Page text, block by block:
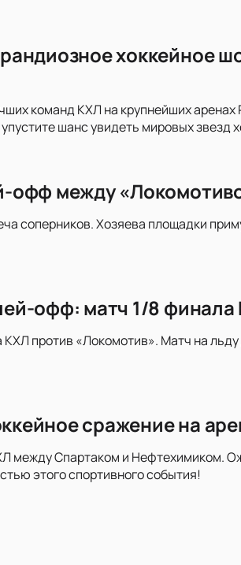
хоккейное
команд КХЛ на крупнейших аренах
шанс увидеть мировых звезд
офф между
соперников. Хозяева площадки
офф: матч 1/8
против «Локомотив». Матч на
сражение на
между Спартаком и Нефтехимиком.
этого спортивного события!